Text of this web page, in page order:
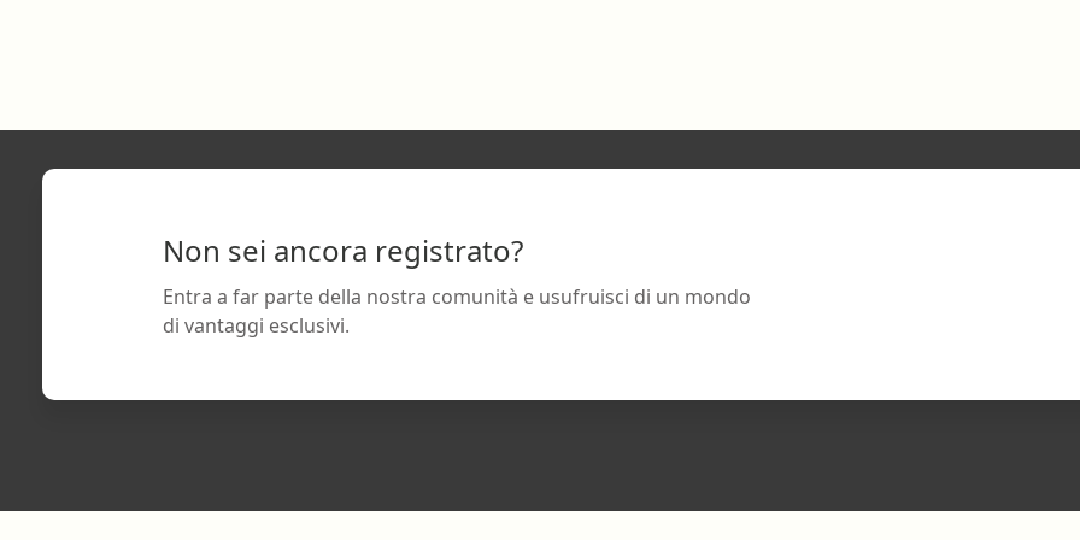
Non sei ancora registrato?
Entra a far parte della nostra comunità e usufruisci di un mondo
di vantaggi esclusivi.